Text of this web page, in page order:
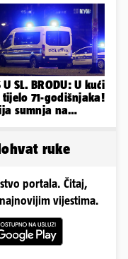
U SL. BRODU: U kući
71-godišnjaka!
sumnja na
ruke
portala. Čitaj,
vijestima.